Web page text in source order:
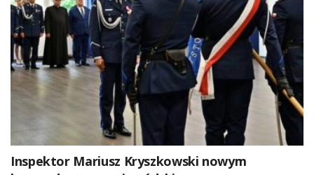
Inspektor Mariusz Kryszkowski nowym